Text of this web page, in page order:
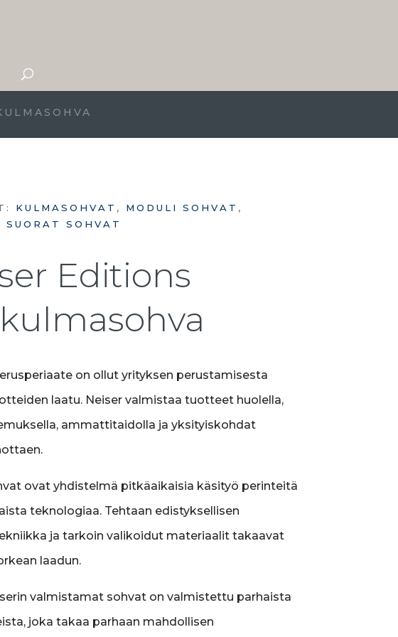
KULMASOHVAT , MODULI SOHVAT ,
SUORAT SOHVAT
Editions
on ollut yrityksen perustamisesta
laatu. Neiser valmistaa tuotteet huolella,
ammattitaidolla ja yksityiskohdat
ovat yhdistelmä pitkäaikaisia käsityö perinteitä
teknologiaa. Tehtaan edistyksellisen
ja tarkoin valikoidut materiaalit takaavat
laadun.
valmistamat sohvat on valmistettu parhaista
joka takaa parhaan mahdollisen